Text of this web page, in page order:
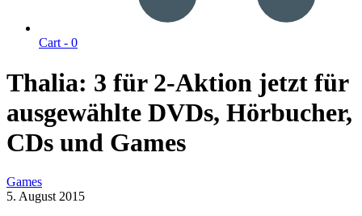
Cart - 0
Thalia: 3 für 2-Aktion jetzt für
ausgewählte DVDs, Hörbucher,
CDs und Games
Games
5. August 2015